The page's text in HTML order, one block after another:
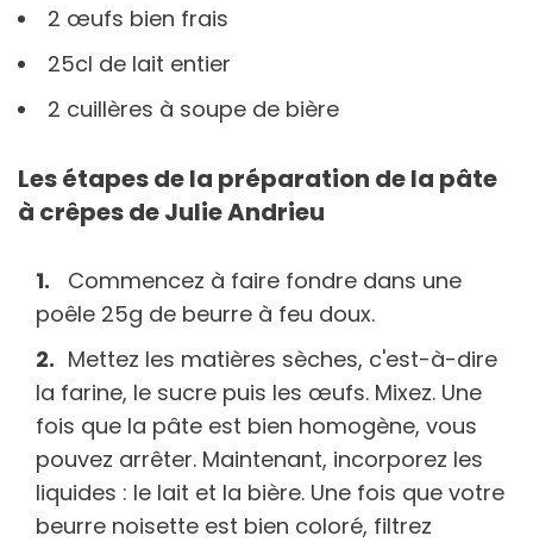
2 œufs bien frais
25cl de lait entier
2 cuillères à soupe de bière
Les étapes de la préparation de la pâte
à crêpes de Julie Andrieu
Commencez à faire fondre dans une
poêle 25g de beurre à feu doux.
Mettez les matières sèches, c'est-à-dire
la farine, le sucre puis les œufs. Mixez. Une
fois que la pâte est bien homogène, vous
pouvez arrêter. Maintenant, incorporez les
liquides : le lait et la bière. Une fois que votre
beurre noisette est bien coloré, filtrez